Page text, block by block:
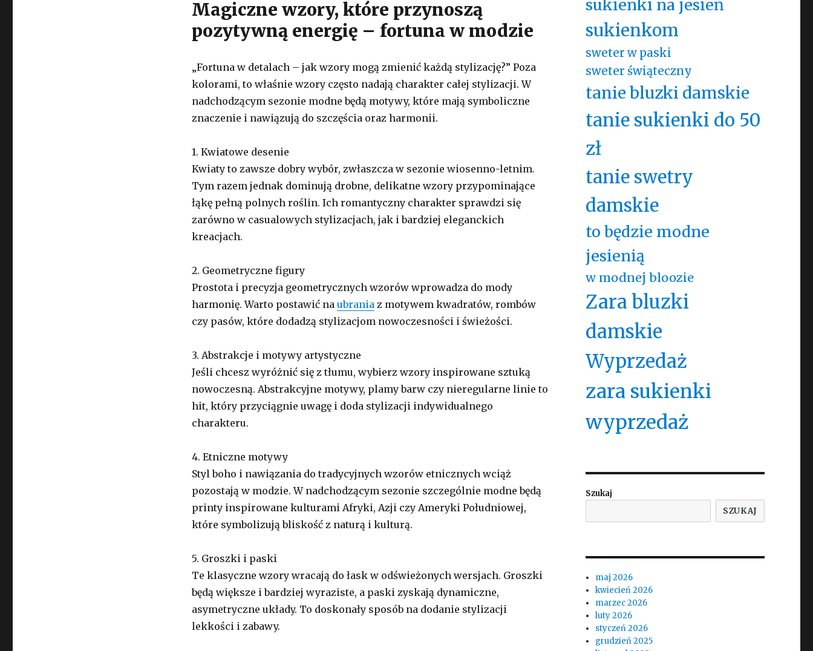
Magiczne wzory, które przynoszą
pozytywną energię – fortuna w modzie
„Fortuna w detalach – jak wzory mogą zmienić każdą stylizację?” Poza
kolorami, to właśnie wzory często nadają charakter całej stylizacji. W
nadchodzącym sezonie modne będą motywy, które mają symboliczne
znaczenie i nawiązują do szczęścia oraz harmonii.
1. Kwiatowe desenie
Kwiaty to zawsze dobry wybór, zwłaszcza w sezonie wiosenno-letnim.
Tym razem jednak dominują drobne, delikatne wzory przypominające
łąkę pełną polnych roślin. Ich romantyczny charakter sprawdzi się
zarówno w casualowych stylizacjach, jak i bardziej eleganckich
kreacjach.
2. Geometryczne figury
Prostota i precyzja geometrycznych wzorów wprowadza do mody
harmonię. Warto postawić na ubraniaz motywem kwadratów, rombów
czy pasów, które dodadzą stylizacjom nowoczesności i świeżości.
3. Abstrakcje i motywy artystyczne
Jeśli chcesz wyróżnić się z tłumu, wybierz wzory inspirowane sztuką
nowoczesną. Abstrakcyjne motywy, plamy barw czy nieregularne linie to
hit, który przyciągnie uwagę i doda stylizacji indywidualnego
charakteru.
4. Etniczne motywy
Styl boho i nawiązania do tradycyjnych wzorów etnicznych wciąż
pozostają w modzie. W nadchodzącym sezonie szczególnie modne będą
printy inspirowane kulturami Afryki, Azji czy Ameryki Południowej,
które symbolizują bliskość z naturą i kulturą.
5. Groszki i paski
Te klasyczne wzory wracają do łask w odświeżonych wersjach. Groszki
będą większe i bardziej wyraziste, a paski zyskają dynamiczne,
asymetryczne układy. To doskonały sposób na dodanie stylizacji
lekkości i zabawy.
sukienki na jesień
sukienkom
sweter w paski
sweter świąteczny
tanie bluzki damskie
tanie sukienki do 50
zł
tanie swetry
damskie
to będzie modne
jesienią
w modnej bloozie
Zara bluzki
damskie
Wyprzedaż
zara sukienki
wyprzedaż
Szukaj
SZUKAJ
maj 2026
kwiecień 2026
marzec 2026
luty 2026
styczeń 2026
grudzień 2025